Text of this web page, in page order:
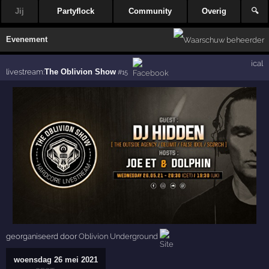
Jij Partyflock Community Overig 🔍
Evenement
livestream:The Oblivion Show #15
ical
georganiseerd doorOblivion Underground
woensdag 26 mei 2021